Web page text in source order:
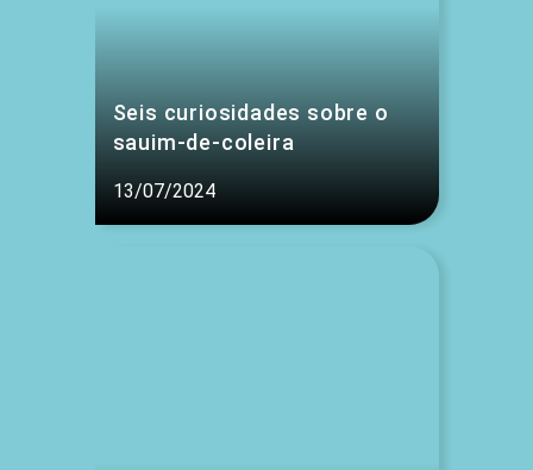
Seis curiosidades sobre o
sauim-de-coleira
13/07/2024